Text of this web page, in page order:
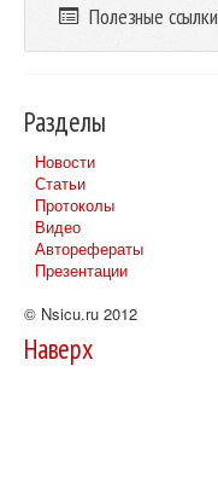
Полезные ссылки
Разделы
Новости
Статьи
Протоколы
Видео
Авторефераты
Презентации
© Nsicu.ru 2012
Наверх